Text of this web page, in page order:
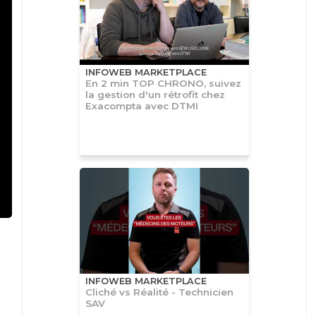
INFOWEB MARKETPLACE
En 2 min TOP CHRONO, suivez
la gestion d'un rétrofit chez
Exacompta avec DTMI
INFOWEB MARKETPLACE
Cliché vs Réalité - Technicien
SAV